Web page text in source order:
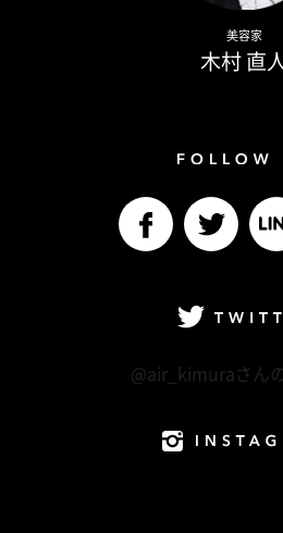
美容家
木村 直人
@air_kimuraさん